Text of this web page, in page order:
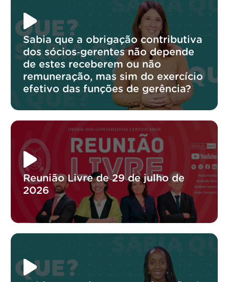
Sabia que a obrigação contributiva
dos sócios‑gerentes não depende
de estes receberem ou não
remuneração, mas sim do exercício
efetivo das funções de gerência?
Reunião Livre de 29 de julho de
2026